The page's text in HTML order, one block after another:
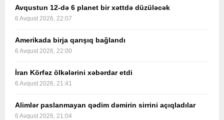
Avqustun 12-də 6 planet bir xəttdə düzüləcək
6 Avqust 2026, 22:07
Amerikada birja qarışıq bağlandı
6 Avqust 2026, 22:00
İran Körfəz ölkələrini xəbərdar etdi
6 Avqust 2026, 21:41
Alimlər paslanmayan qədim dəmirin sirrini açıqladılar
6 Avqust 2026, 21:04